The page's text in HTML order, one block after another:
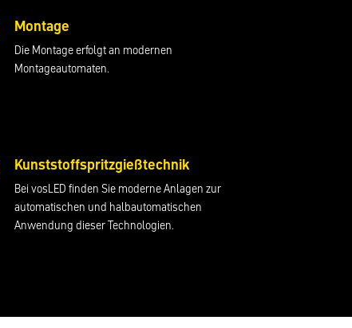
Montage
Die Montage erfolgt an modernen
Montageautomaten.
Kunststoffspritzgießtechnik
Bei vosLED finden Sie moderne Anlagen zur
automatischen und halbautomatischen
Anwendung dieser Technologien.